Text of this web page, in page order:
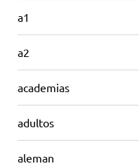
a1
a2
academias
adultos
aleman